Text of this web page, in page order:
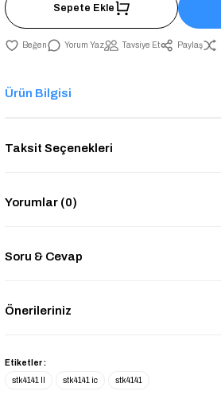
Sepete Ekle
Yorum Yaz Tavsiye Et Paylaş
Ürün Bilgisi
Taksit Seçenekleri
Yorumlar (0)
Soru & Cevap
Önerileriniz
Etiketler :
stk4141 ll
stk4141 ic stk4141